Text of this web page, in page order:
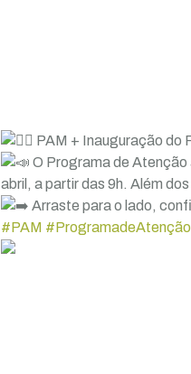
PAM + Inauguração do
O Programa de Atenção
abril, a partir das 9h. Além
Arraste para o lado,
#PAM